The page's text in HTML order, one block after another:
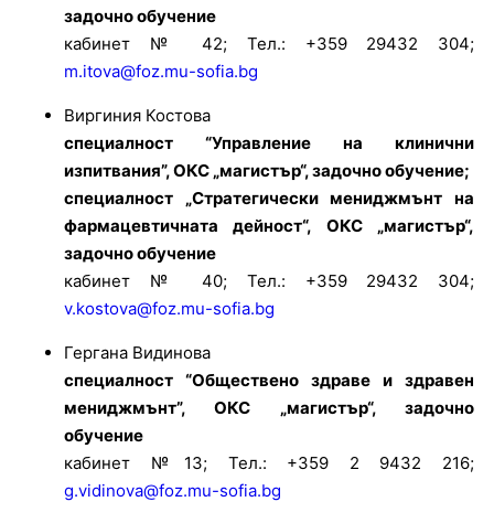
задочно обучение
кабинет № 42; Тел.: +359 29432 304;
m.itova@foz.mu-sofia.bg
Виргиния Костова
специалност “Управление на клинични
изпитвания”, ОКС „магистър“, задочно обучение;
специалност „Стратегически мениджмънт на
фармацевтичната дейност“, ОКС „магистър“,
задочно обучение
кабинет № 40; Тел.: +359 29432 304;
v.kostova@foz.mu-sofia.bg
Гергана Видинова
специалност “Обществено здраве и здравен
мениджмънт”, ОКС „магистър“, задочно
обучение
кабинет №13; Тел.: +359 2 9432 216;
g.vidinova@foz.mu-sofia.bg